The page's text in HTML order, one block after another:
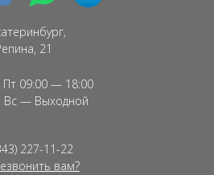
21
Пт 09:00 — 18:00
Вс — Выходной
227-11-22
вам?